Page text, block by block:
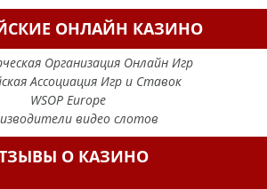
ОНЛАЙН КАЗИНО
Организация Онлайн Игр
Ассоциация Игр и Ставок
WSOP Europe
видео слотов
О КАЗИНО